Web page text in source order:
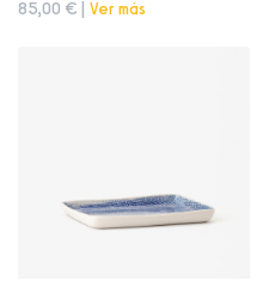
85,00 € | Ver más